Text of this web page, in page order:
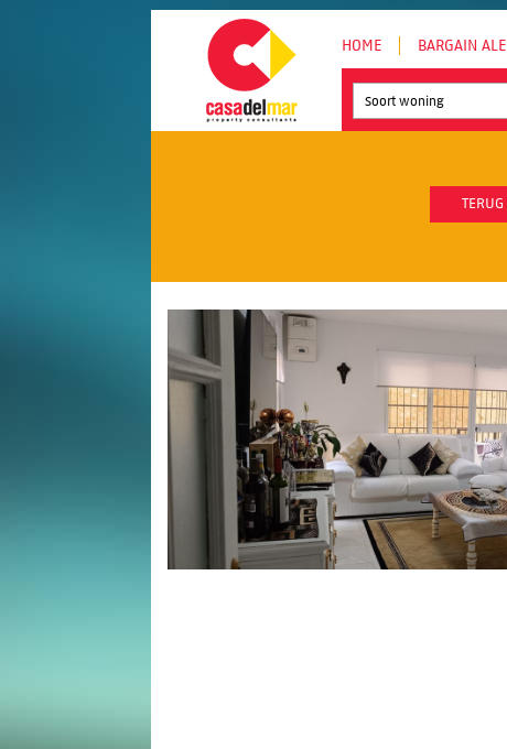
HOME BARGAIN
Soort woning